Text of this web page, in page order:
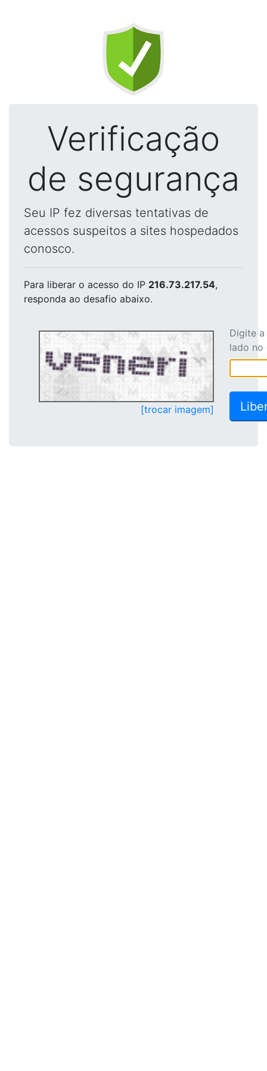
Verificação
de segurança
Seu IP fez diversas tentativas de
acessos suspeitos a sites hospedados
conosco.
Para liberar o acesso do IP 216.73.217.54,
responda ao desafio abaixo.
[trocar imagem]
Digite
lado no